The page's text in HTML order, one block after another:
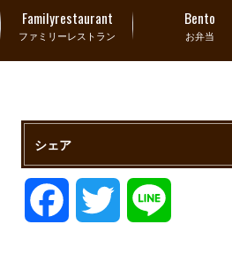
ファミリーレストラン
Familyrestaurant
お弁当
Bento
シェア